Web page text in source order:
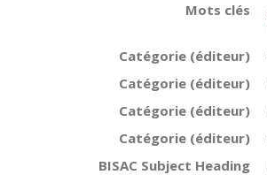
Mots clés
Catégorie (éditeur)
Catégorie (éditeur)
Catégorie (éditeur)
Catégorie (éditeur)
BISAC Subject Heading